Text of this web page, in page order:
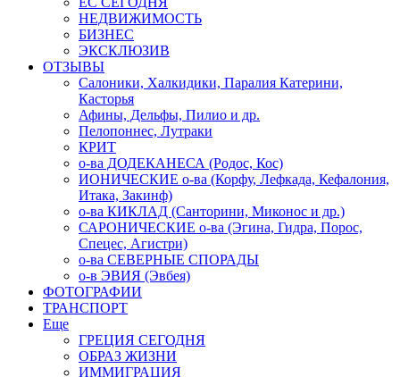
НЕДВИЖИМОСТЬ
БИЗНЕС
ЭКСКЛЮЗИВ
ОТЗЫВЫ
Салоники, Халкидики, Паралия Катерини,
Касторья
Афины, Дельфы, Пилио и др.
Пелопоннес, Лутраки
КРИТ
о-ва ДОДЕКАНЕСА (Родос, Кос)
ИОНИЧЕСКИЕ о-ва (Корфу, Лефкада, Кефалония,
Итака, Закинф)
о-ва КИКЛАД (Санторини, Миконос и др.)
САРОНИЧЕСКИЕ о-ва (Эгина, Гидра, Порос,
Спецес, Агистри)
о-ва СЕВЕРНЫЕ СПОРАДЫ
о-в ЭВИЯ (Эвбея)
ФОТОГРАФИИ
ТРАНСПОРТ
Еще
ГРЕЦИЯ СЕГОДНЯ
ОБРАЗ ЖИЗНИ
ИММИГРАЦИЯ